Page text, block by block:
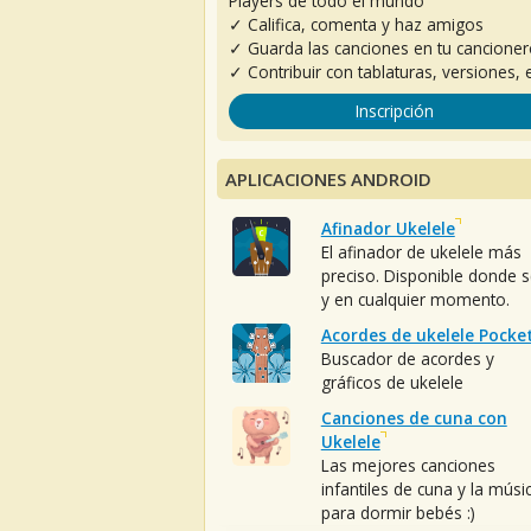
✓ Califica, comenta y haz amigos
✓ Guarda las canciones en tu
✓ Contribuir con tablaturas, versiones,
Inscripción
APLICACIONES ANDROID
Afinador Ukelele
El afinador de ukelele más
preciso. Disponible donde
y en cualquier momento.
Acordes de ukelele
Buscador de acordes y
gráficos de ukelele
Canciones de cuna con
Ukelele
Las mejores canciones
infantiles de cuna y la
para dormir bebés :)